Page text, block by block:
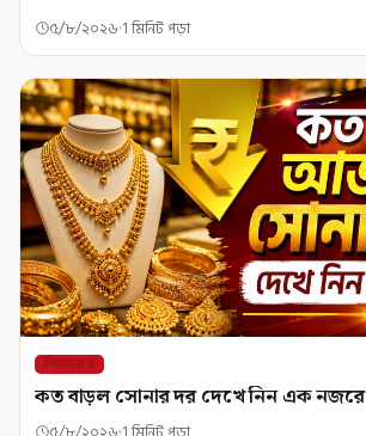
৫/৮/২০২৬ 1 মিনিট পড়া
শিরোনাম
কত বাড়ল সোনার দর দেখে নিন এক নজরে